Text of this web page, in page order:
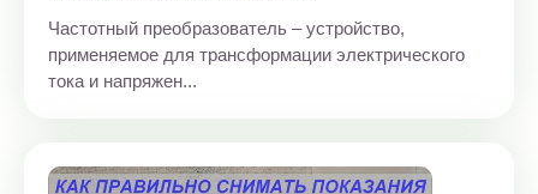
Частотный преобразователь – устройство,
применяемое для трансформации электрического
тока и напряжен...